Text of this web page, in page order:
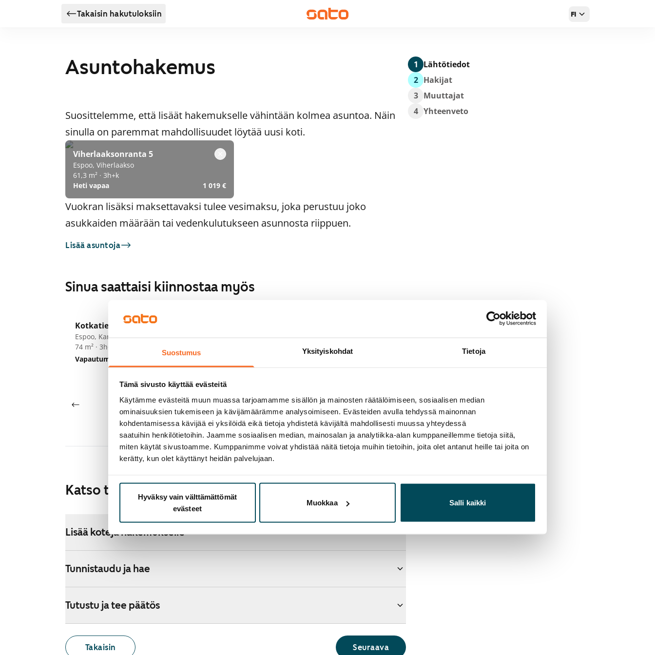
Suostumus Yksityiskohdat Tietoja
Tämä sivusto käyttää evästeitä
Käytämme evästeitä muun muassa tarjoamamme sisällön ja mainosten räätälöimiseen, sosiaalisen median
ominaisuuksien tukemiseen ja kävijämäärämme analysoimiseen. Evästeiden avulla tehdyssä mainonnan
kohdentamisessa kävijää ei yksilöidä eikä tietoja yhdistetä kävijältä mahdollisesti muussa yhteydessä
saatuihin henkilötietoihin. Jaamme sosiaalisen median, mainosalan ja analytiikka-alan kumppaneillemme tietoja siitä,
miten käytät sivustoamme. Kumppanimme voivat yhdistää näitä tietoja muihin tietoihin, joita olet antanut heille tai joita on
kerätty, kun olet käyttänyt heidän palvelujaan.
Hyväksy vain välttämättömät
evästeet
Muokkaa Salli kaikki
Takaisin hakutuloksiin FI
Asuntohakemus
Suosittelemme, että lisäät hakemukselle vähintään kolmea asuntoa. Näin
sinulla on paremmat mahdollisuudet löytää uusi koti.
Viherlaaksonranta 5
Espoo, Viherlaakso
61,3 m² · 3h+k
Heti vapaa
1 019 €
Vuokran lisäksi maksettavaksi tulee vesimaksu, joka perustuu joko
asukkaiden määrään tai vedenkulutukseen asunnosta riippuen.
Lisää asuntoja
Sinua saattaisi kiinnostaa myös
Kotkatie 6
Espoo, Karakallio
74 m² · 3h+k
Vapautumassa 1.9.
Kulovalkeankuja 2
Katso tarkemmat ohjeet
Lisää koteja hakemukselle
Tunnistaudu ja hae
Tutustu ja tee päätös
Takaisin Seuraava
1
Lähtötiedot
2 Hakijat
3 Muuttajat
4 Yhteenveto